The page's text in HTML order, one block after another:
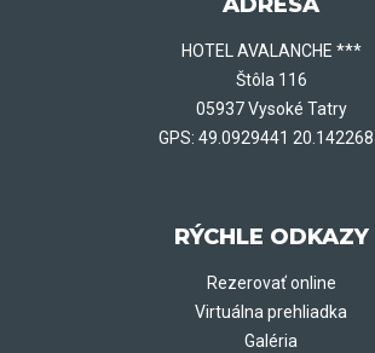
HOTEL AVALANCHE ***
Štôla 116
05937 Vysoké Tatry
GPS: 49.0929441
RÝCHLE ODKAZY
Rezerovať online
Virtuálna prehliadka
Galéria